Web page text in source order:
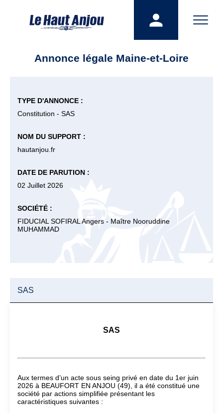
Annonce légale Maine-et-Loire
TYPE D'ANNONCE :
Constitution - SAS
NOM DU SUPPORT :
hautanjou.fr
DATE DE PARUTION :
02 Juillet 2026
SOCIÉTÉ :
FIDUCIAL SOFIRAL Angers - Maître Nooruddine
MUHAMMAD
SAS
SAS
Aux termes d’un acte sous seing privé en date du 1er juin
2026 à BEAUFORT EN ANJOU (49), il a été constitué une
société par actions simplifiée présentant les
caractéristiques suivantes :